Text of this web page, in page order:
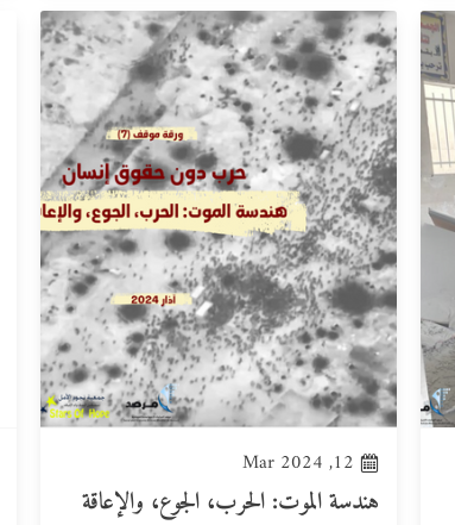
12, Mar 2024
هندسة الموت: الحرب، الجوع، والإعاقة